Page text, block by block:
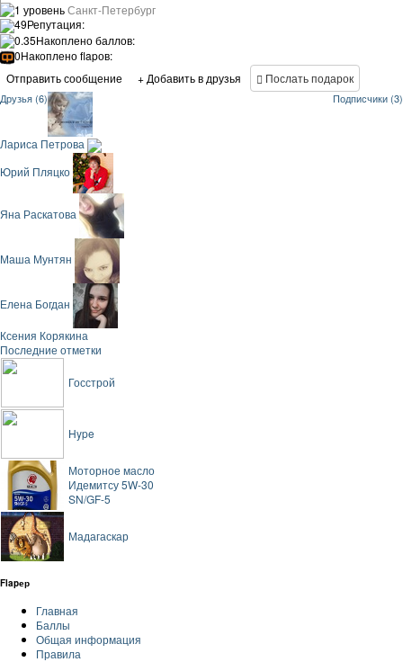
1 уровеньСанкт-Петербург
49Репутация:
0.35Накоплено баллов:
0Накоплено flapов:
Отправить сообщение
+ Добавить в друзья Послать подарок
Друзья (6) Подписчики (3)
Лариса Петрова
Юрий Пляцко
Яна Раскатова
Маша Мунтян
Елена Богдан
Ксения Корякина
Последние отметки
Госстрой
Hype
Моторное масло
Идемитсу 5W-30
SN/GF-5
Мадагаскар
Flapер
Главная
Баллы
Общая информация
Правила